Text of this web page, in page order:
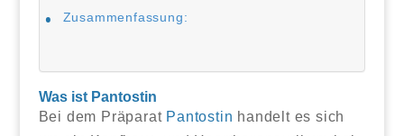
Zusammenfassung:
Was ist Pantostin
Bei dem Präparat Pantostin handelt es sich